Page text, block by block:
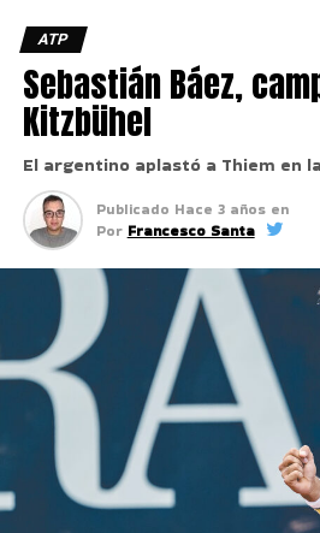
ATP
Sebastián Báez,
Kitzbühel
El argentino aplastó a Thiem en
Publicado Hace 3 años en
Por Francesco Santa